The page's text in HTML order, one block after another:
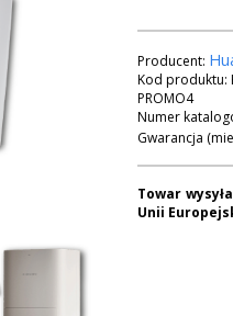
Producent:
Kod produktu:
PROMO4
Numer
Gwarancja
Towar
Unii